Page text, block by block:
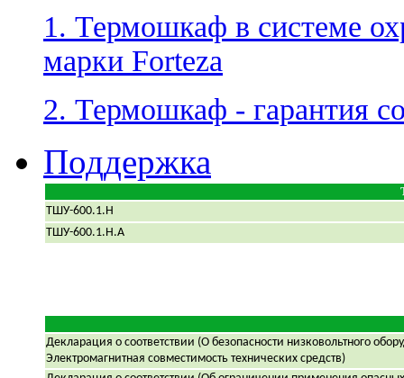
1. Термошкаф в системе
марки Forteza
2. Термошкаф - гарантия
Поддержка
ТШУ-600.1.Н
ТШУ-600.1.Н.А
Декларация о соответствии (О безопасности низковольтного
Электромагнитная совместимость технических средств)